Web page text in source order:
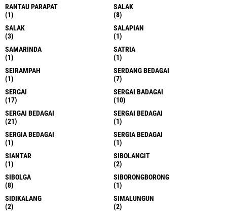
RANTAU PARAPAT
(1)
SALAK
(8)
SALAK
(3)
SALAPIAN
(1)
SAMARINDA
(1)
SATRIA
(1)
SEIRAMPAH
(1)
SERDANG BEDAGAI
(7)
SERGAI
(17)
SERGAI BADAGAI
(10)
SERGAI BEDAGAI
(21)
SERGAI BEDAGAI
(1)
SERGIA BEDAGAI
(1)
SERGIA BEDAGAI
(1)
SIANTAR
(1)
SIBOLANGIT
(2)
SIBOLGA
(8)
SIBORONGBORONG
(1)
SIDIKALANG
(2)
SIMALUNGUN
(2)